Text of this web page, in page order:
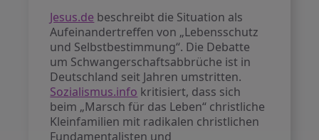
Jesus.de beschreibt die Situation als
Aufeinandertreffen von „Lebensschutz
und Selbstbestimmung“. Die Debatte
um Schwangerschaftsabbrüche ist in
Deutschland seit Jahren umstritten.
Sozialismus.info kritisiert, dass sich
beim „Marsch für das Leben“ christliche
Kleinfamilien mit radikalen christlichen
Fundamentalisten und